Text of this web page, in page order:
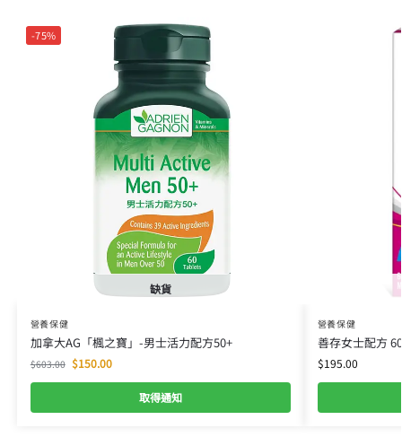
-75%
缺貨
營養保健
加拿大AG「楓之寶」-男士活力配方50+
$603.00 $150.00
取得通知
營養保健
善存女士配方
$195.00